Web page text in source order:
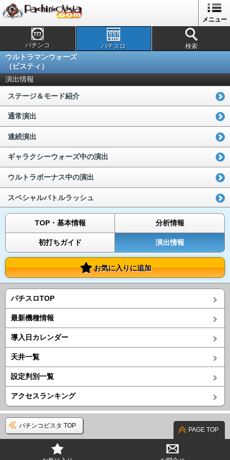
メニュー
パチンコ パチスロ 検索
ウルトラマンウォーズ
（ビスティ）
演出情報
ステージ＆モード紹介
通常演出
連続演出
ギャラクシーウォーズ中の演出
ウルトラボーナス中の演出
スペシャルバトルラッシュ
TOP・基本情報 分析情報
初打ちガイド 演出情報
お気に入りに追加
パチスロTOP
最新機種情報
導入日カレンダー
天井一覧
設定判別一覧
アクセスランキング
パチンコビスタ TOP
PAGE TOP